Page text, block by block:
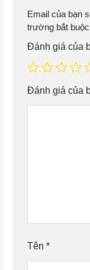
Email của bạn
trường bắt
Đánh giá của
Đánh giá của
Tên *